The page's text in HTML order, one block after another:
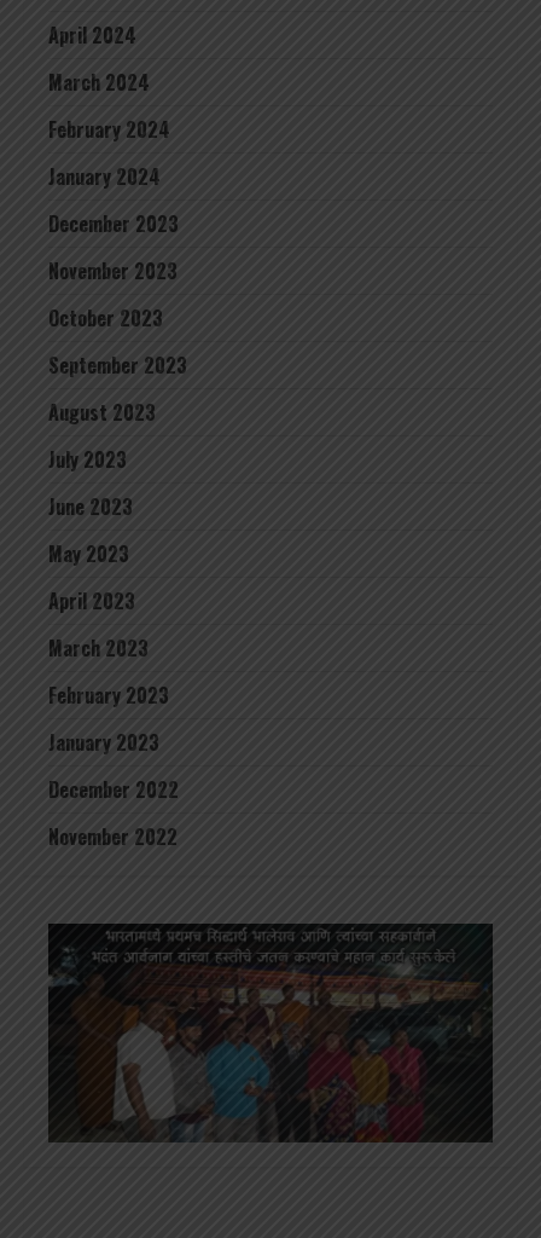
April 2024
March 2024
February 2024
January 2024
December 2023
November 2023
October 2023
September 2023
August 2023
July 2023
June 2023
May 2023
April 2023
March 2023
February 2023
January 2023
December 2022
November 2022